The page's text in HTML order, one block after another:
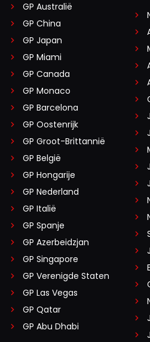
GP Australië
GP China
GP Japan
GP Miami
GP Canada
GP Monaco
GP Barcelona
GP Oostenrijk
GP Groot-Brittannië
GP België
GP Hongarije
GP Nederland
GP Italië
GP Spanje
GP Azerbeidzjan
GP Singapore
GP Verenigde Staten
GP Las Vegas
GP Qatar
GP Abu Dhabi